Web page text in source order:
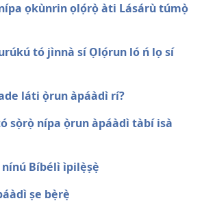
ọkùnrin ọlọ́rọ̀ àti Lásárù túmọ̀
tó jìnnà sí Ọlọ́run ló ń lọ sí
láti ọ̀run àpáàdì rí?
sọ̀rọ̀ nípa ọ̀run àpáàdì tàbí isà
nínú Bíbélì ìpilẹ̀ṣẹ̀
ṣe bẹ̀rẹ̀